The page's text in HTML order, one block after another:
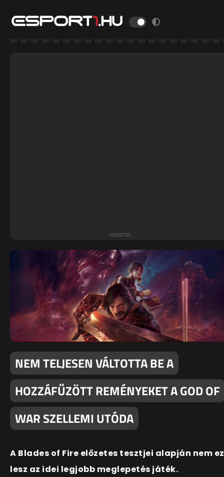
NEM TELJESEN VÁLTOTTA BE A
HOZZÁFŰZÖTT REMÉNYEKET A GOD OF
WAR SZELLEMI UTÓDA
A Blades of Fire előzetes tesztjei alapján nem ez
lesz az idei legjobb meglepetés játék.